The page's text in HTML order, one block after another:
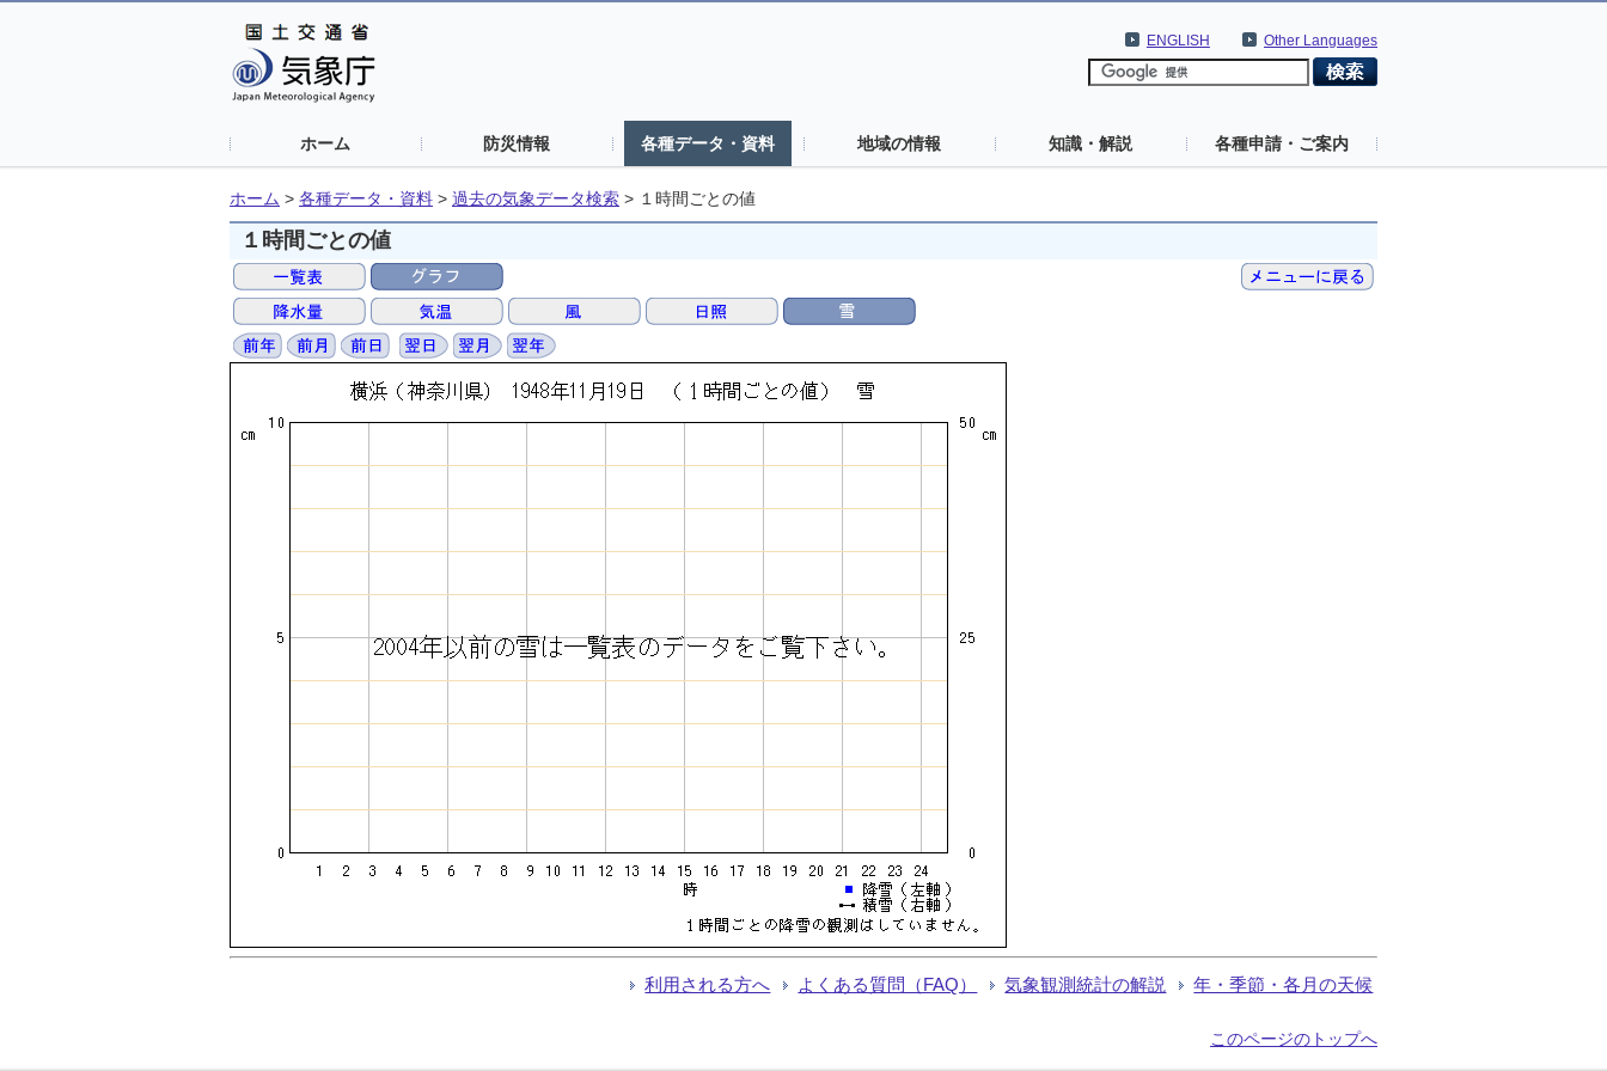
Other Languages
ENGLISH
ホーム 防災情報 各種データ・資料 地域の情報 知識・解説 各種申請・ご案内
ホーム > 各種データ・資料 > 過去の気象データ検索 > １時間ごとの値
１時間ごとの値
利用される方へ よくある質問（FAQ） 気象観測統計の解説 年・季節・各月の天候
このページのトップへ